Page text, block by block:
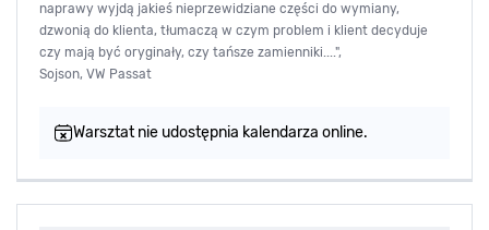
naprawy wyjdą jakieś nieprzewidziane części do wymiany,
dzwonią do klienta, tłumaczą w czym problem i klient decyduje
czy mają być oryginały, czy tańsze zamienniki....",
Sojson, VW Passat
Warsztat nie udostępnia kalendarza online.